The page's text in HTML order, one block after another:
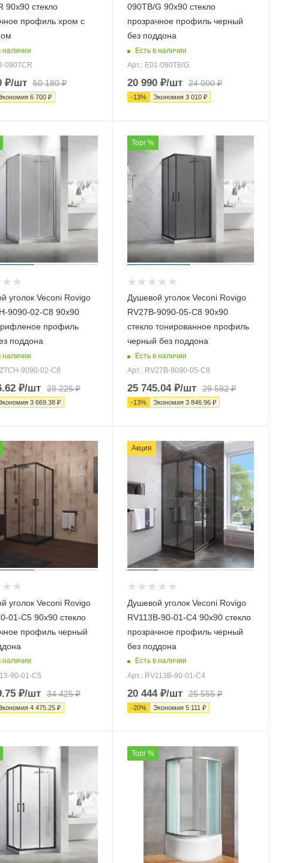
90х90 стекло
профиль хром с
наличии
090TCR
₽/шт 50 180₽
6 700₽
090TB/G 90х90 стекло
прозрачное профиль черный
без поддона
Есть в наличии
Арт.: E01-090TB/G
20 990 ₽/шт 24 000₽
-13% Экономия3 010 ₽
уголок Veconi Rovigo
9090-02-C8 90х90
рифленое профиль
поддона
наличии
9090-02-C8
₽/шт 28 226₽
3 669.38₽
Торг %
Душевой уголок Veconi Rovigo
RV27B-9090-05-C8 90х90
стекло тонированное профиль
черный без поддона
Есть в наличии
Арт.: RV27B-9090-05-C8
25 745.04₽/шт 29 592₽
-13% Экономия3 846.96 ₽
уголок Veconi Rovigo
01-C5 90х90 стекло
профиль черный
наличии
90-01-C5
₽/шт 34 425₽
4 475.25₽
Акция
Душевой уголок Veconi Rovigo
RV113B-90-01-C4 90х90 стекло
прозрачное профиль черный
без поддона
Есть в наличии
Арт.: RV113B-90-01-C4
20 444₽/шт 25 555₽
-20% Экономия5 111 ₽
Торг %